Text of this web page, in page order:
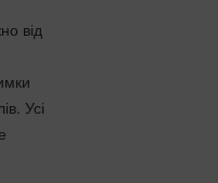
від
Усі